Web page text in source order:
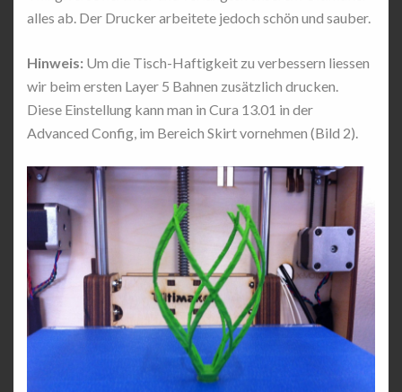
alles ab. Der Drucker arbeitete jedoch schön und sauber.
Hinweis: Um die Tisch-Haftigkeit zu verbessern liessen
wir beim ersten Layer 5 Bahnen zusätzlich drucken.
Diese Einstellung kann man in Cura 13.01 in der
Advanced Config, im Bereich Skirt vornehmen (Bild 2).